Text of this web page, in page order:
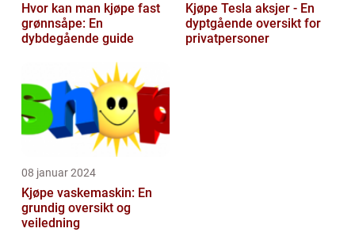
Hvor kan man kjøpe fast
grønnsåpe: En
dybdegående guide
Kjøpe Tesla aksjer - En
dyptgående oversikt for
privatpersoner
08 januar 2024
Kjøpe vaskemaskin: En
grundig oversikt og
veiledning